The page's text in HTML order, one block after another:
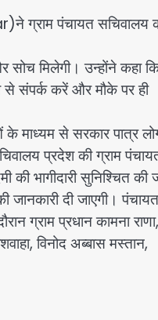
ग्राम पंचायत सचिवालय
सोच मिलेगी। उन्होंने कहा
से संपर्क करें और मौके पर ही
माध्यम से सरकार पात्र
प्रदेश की ग्राम
भागीदारी सुनिश्चित की
दी जाएगी। पंचायत
ग्राम प्रधान कामना राणा,
विनोद अब्बास मस्तान,